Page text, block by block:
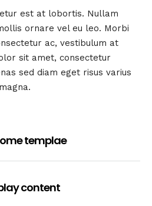
est at lobortis. Nullam
ornare vel eu leo. Morbi
ac, vestibulum at
sit amet, consectetur
sed diam eget risus varius
templae
content